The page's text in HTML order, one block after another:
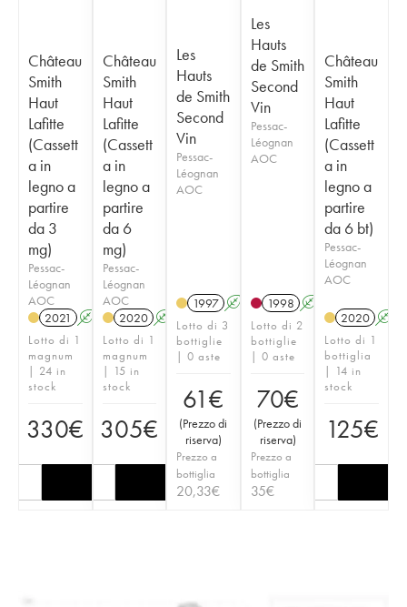
Château
Smith
Haut
Lafitte
(Cassett
a in
legno a
partire
da 3
mg)
Pessac-
Léognan
AOC
2021
A T
Lotto di 1
magnum
| 24 in
stock
330€
Château
Smith
Haut
Lafitte
(Cassett
a in
legno a
partire
da 6
mg)
Pessac-
Léognan
AOC
2020 A T
Lotto di 1
magnum
| 15 in
stock
305€
Les
Hauts
de Smith
Second
Vin
Pessac-
Léognan
AOC
1997 A
Lotto di 3
bottiglie
| 0 aste
61€
(Prezzo di
riserva)
Prezzo a
bottiglia
20,33€
Les
Hauts
de Smith
Second
Vin
Pessac-
Léognan
AOC
1998 A
Lotto di 2
bottiglie
| 0 aste
70€
(Prezzo di
riserva)
Prezzo a
bottiglia
35€
Château
Smith
Haut
Lafitte
(Cassett
a in
legno a
partire
da 6 bt)
Pessac-
Léognan
AOC
2020 A
Lotto di 1
bottiglia
| 14 in
stock
125€